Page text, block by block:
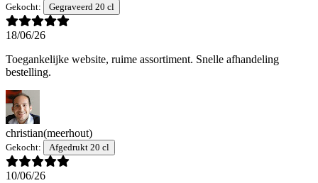
Gekocht: Gegraveerd 20 cl
18/06/26
Toegankelijke website, ruime assortiment. Snelle afhandeling
bestelling.
christian(meerhout)
Gekocht: Afgedrukt 20 cl
10/06/26